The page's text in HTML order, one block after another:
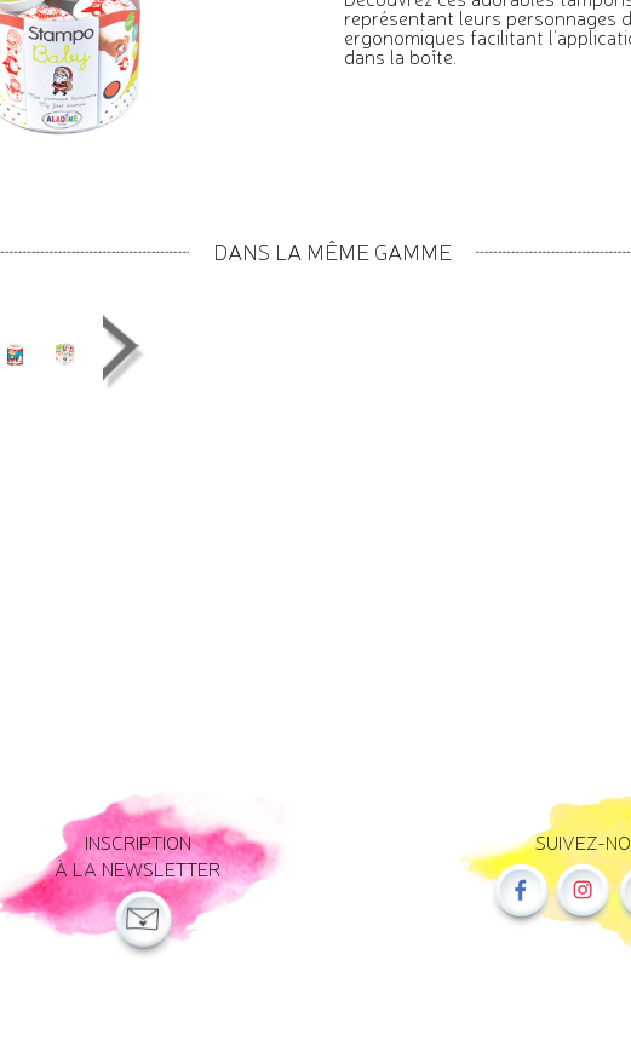
représentant leurs personnages
ergonomiques facilitant
dans la boîte.
DANS LA MÊME GAMME
INSCRIPTION
À LA NEWSLETTER
SUIVEZ-